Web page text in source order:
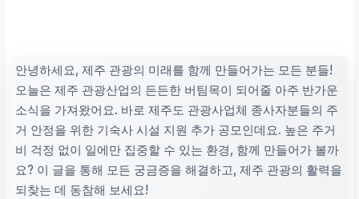
안녕하세요, 제주 관광의 미래를 함께 만들어가는 모든 분들!
오늘은 제주 관광산업의 든든한 버팀목이 되어줄 아주 반가운
소식을 가져왔어요. 바로 제주도 관광사업체 종사자분들의 주
거 안정을 위한 기숙사 시설 지원 추가 공모인데요. 높은 주거
비 걱정 없이 일에만 집중할 수 있는 환경, 함께 만들어가 볼까
요? 이 글을 통해 모든 궁금증을 해결하고, 제주 관광의 활력을
되찾는 데 동참해 보세요!